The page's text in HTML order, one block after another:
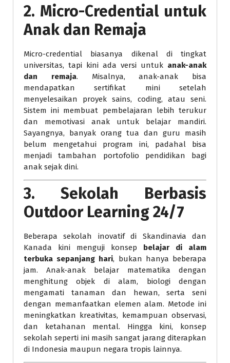
2. Micro-Credential untuk
Anak dan Remaja
Micro-credential biasanya dikenal di tingkat
universitas, tapi kini ada versi untuk anak-anak
dan remaja. Misalnya, anak-anak bisa
mendapatkan sertifikat mini setelah
menyelesaikan proyek sains, coding, atau seni.
Sistem ini membuat pembelajaran lebih terukur
dan memotivasi anak untuk belajar mandiri.
Sayangnya, banyak orang tua dan guru masih
belum mengetahui program ini, padahal bisa
menjadi tambahan portofolio pendidikan bagi
anak sejak dini.
3. Sekolah Berbasis
Outdoor Learning 24/7
Beberapa sekolah inovatif di Skandinavia dan
Kanada kini menguji konsep belajar di alam
terbuka sepanjang hari, bukan hanya beberapa
jam. Anak-anak belajar matematika dengan
menghitung objek di alam, biologi dengan
mengamati tanaman dan hewan, serta seni
dengan memanfaatkan elemen alam. Metode ini
meningkatkan kreativitas, kemampuan observasi,
dan ketahanan mental. Hingga kini, konsep
sekolah seperti ini masih sangat jarang diterapkan
di Indonesia maupun negara tropis lainnya.